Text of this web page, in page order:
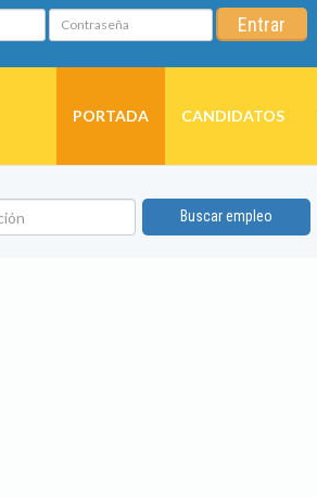
Contraseña Entrar
PORTADA CANDIDATOS
Buscar empleo